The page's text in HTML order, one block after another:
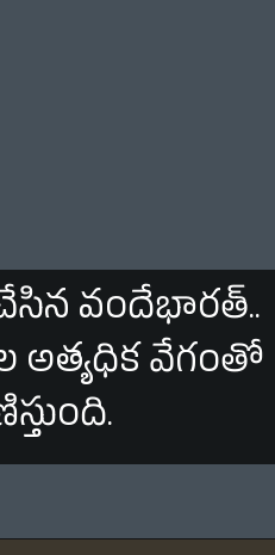
వందేభారత్..
అత్యధిక వేగంతో